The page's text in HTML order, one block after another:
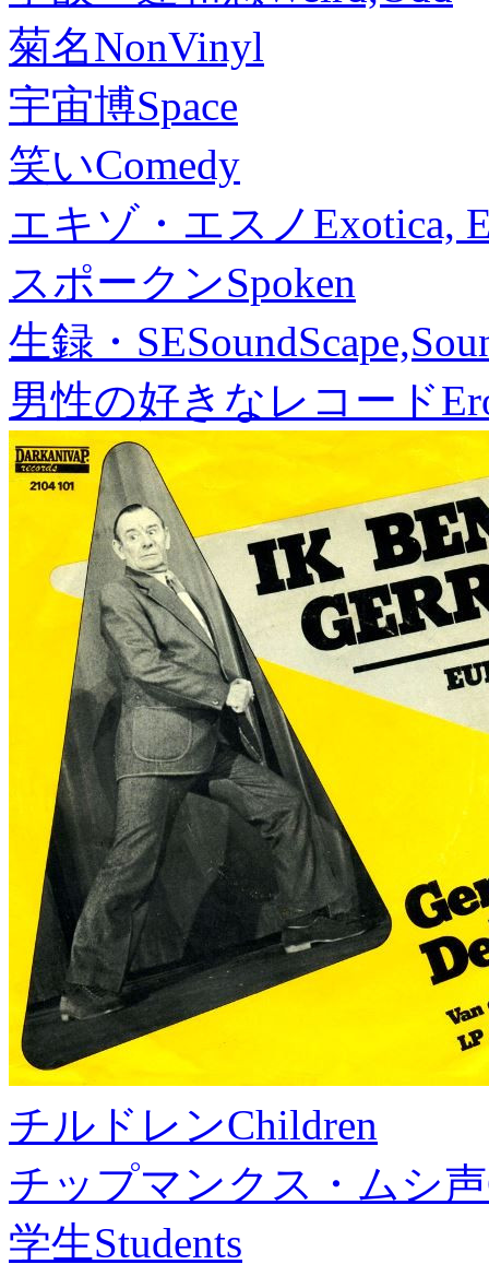
菊名NonVinyl
宇宙博Space
笑いComedy
エキゾ・エスノ Exotica,
スポークンSpoken
生録・SE
男性の好きなレコード
チルドレンChildren
チップマンクス・ムシ声
学生Students